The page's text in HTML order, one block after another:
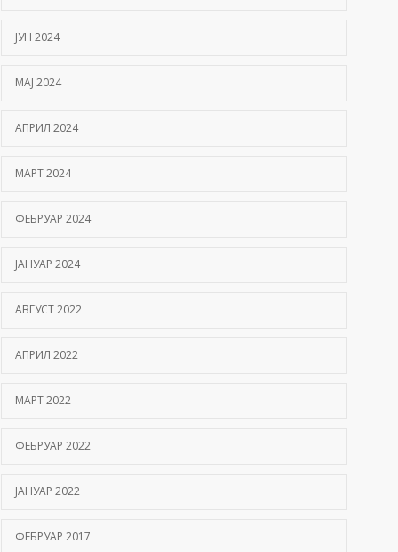
ЈУН 2024
МАЈ 2024
АПРИЛ 2024
МАРТ 2024
ФЕБРУАР 2024
ЈАНУАР 2024
АВГУСТ 2022
АПРИЛ 2022
МАРТ 2022
ФЕБРУАР 2022
ЈАНУАР 2022
ФЕБРУАР 2017